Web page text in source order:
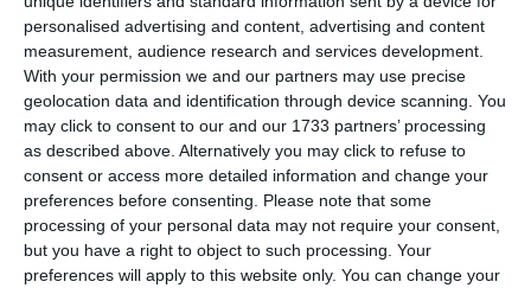
personalised advertising and content, advertising and content
measurement, audience research and services development.
With your permission we and our partners may use precise
geolocation data and identification through device scanning. You
may click to consent to our and our 1733 partners’ processing
as described above. Alternatively you may click to refuse to
consent or access more detailed information and change your
preferences before consenting.
Please note that some
processing of your personal data may not require your consent,
but you have a right to object to such processing. Your
preferences will apply to this website only. You can change your
2.DN 24 Cosmești - Ghidigeni
3.DN 24D Bălăbănești - Tulucești
4.DN 25 Șendreni - Tecuci
5.DN 25A Fundeni - Lungoci
6.DN 26 Galați - Cavadinești
G. Județul IALOMIȚA
1.DN 3B Fetești - limită jud. Călărași
2.DN 21 Slobozia - limită jud. Brăila
3.DN 21A Țăndărei - limită jud. Brăila